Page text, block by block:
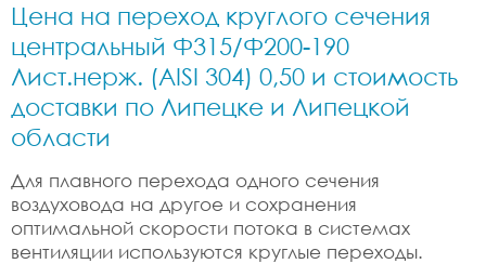
Цена на переход круглого сечения
центральный Ф315/Ф200-190
Лист.нерж. (AISI 304) 0,50 и стоимость
доставки по Липецке и Липецкой
области
Для плавного перехода одного сечения
воздуховода на другое и сохранения
оптимальной скорости потока в системах
вентиляции используются круглые переходы.